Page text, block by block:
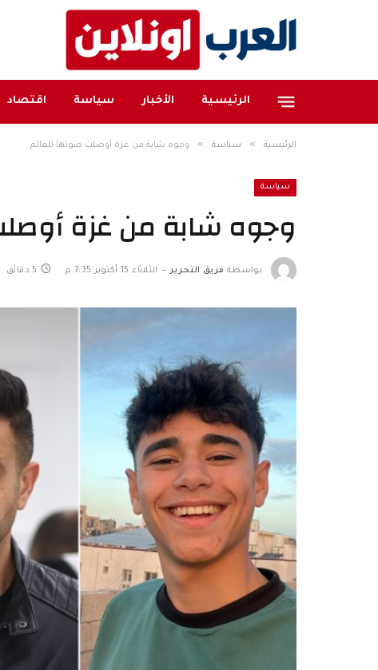
الرئيسية الأخبار سياسة اقتصاد
الرئيسية » سياسة » وجوه شابة من غزة أوصلت صوتها للعالم
سياسة
وجوه شابة من غزة
بواسطة فريق التحرير الثلاثاء 15 أكتوبر 7:35 م 5 دقائق